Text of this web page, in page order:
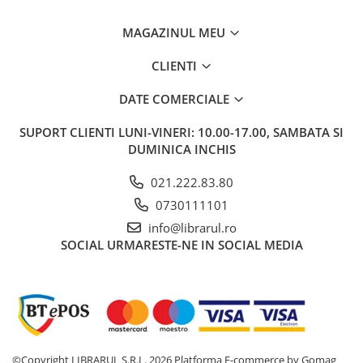
Ghiduri de calatorie, harti
Animale de companie
Carti de colorat pentru adulti
Invatamant superior
Al Doilea Razboi Mondial
Biografii, memorii si jurnale
MAGAZINUL MEU
CLIENTI
DATE COMERCIALE
SUPORT CLIENTI LUNI-VINERI: 10.00-17.00, SAMBATA SI
DUMINICA INCHIS
021.222.83.80
0730111101
info@librarul.ro
SOCIAL URMARESTE-NE IN SOCIAL MEDIA
©Copyright LIBRARUL S.R.L. 2026 Platforma E-commerce by Gomag